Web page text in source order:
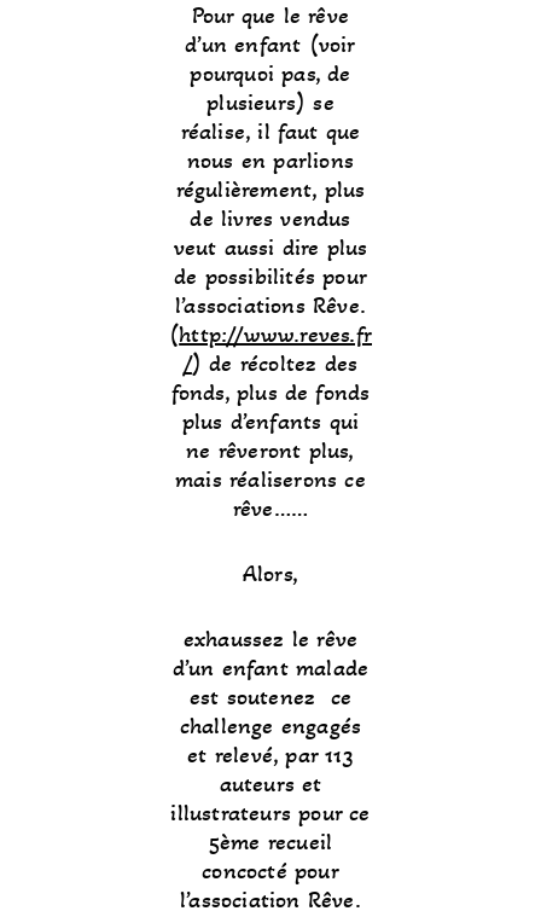
Pour que le rêve
d’un enfant (voir
pourquoi pas, de
plusieurs) se
réalise, il faut que
nous en parlions
régulièrement, plus
de livres vendus
veut aussi dire plus
de possibilités pour
l’associations Rêve.
(http://www.reves.fr
/) de récoltez des
fonds, plus de fonds
plus d’enfants qui
ne rêveront plus,
mais réaliserons ce
rêve……
Alors,
exhaussez le rêve
d’un enfant malade
est soutenez ce
challenge engagés
et relevé, par 113
auteurs et
illustrateurs pour ce
5ème recueil
concocté pour
l’association Rêve.